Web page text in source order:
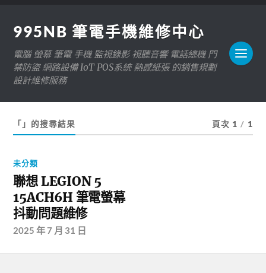
995NB 筆電手機維修中心
電腦 螢幕 筆電 手機 監視錄影 視聽音響 電話總機 門
禁防盜 網路設備 IoT POS系統 熱感紙張 的銷售規劃
設計維修服務
「」的搜尋結果 頁次 1 / 1
未分類
聯想 LEGION 5
15ACH6H 筆電螢幕
抖動問題維修
2025 年 7 月 31 日